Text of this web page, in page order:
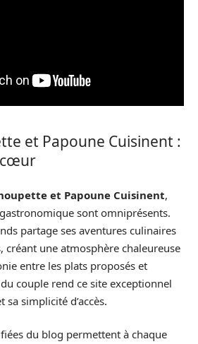
et Papoune Cuisinent :
cœur
et Papoune Cuisinent,
sont omniprésents.
partage ses aventures culinaires
créant une atmosphère chaleureuse
entre les plats proposés et
couple rend ce site exceptionnel
simplicité d’accès.
du blog permettent à chaque